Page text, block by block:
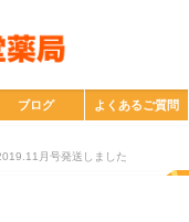
ブログ よくあるご質問
月号発送しました